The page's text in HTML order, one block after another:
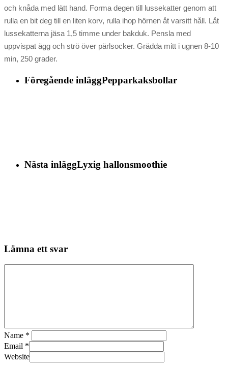
och knåda med lätt hand. Forma degen till lussekatter genom att
rulla en bit deg till en liten korv, rulla ihop hörnen åt varsitt håll. Låt
lussekatterna jäsa 1,5 timme under bakduk. Pensla med
uppvispat ägg och strö över pärlsocker. Grädda mitt i ugnen 8-10
min, 250 grader.
Föregående inläggPepparkaksbollar
Nästa inläggLyxig hallonsmoothie
Lämna ett svar
Name *
Email *
Website